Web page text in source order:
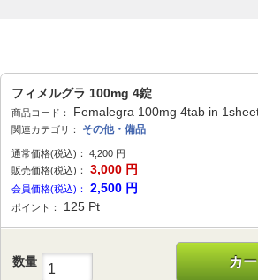
フィメルグラ 100mg 4錠
商品コード： Femalegra 100mg 4tab in
関連カテゴリ： その他・備品
通常価格(税込)： 4,200 円
販売価格(税込)：
3,000 円
会員価格(税込)： 2,500 円
ポイント： 125 Pt
数量 カ